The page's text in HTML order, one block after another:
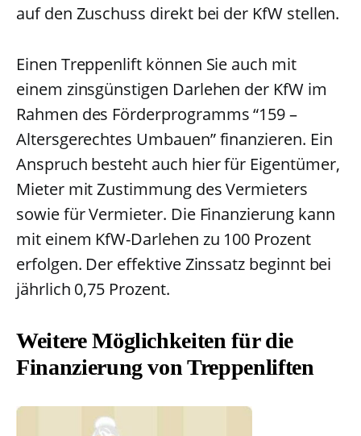
auf den Zuschuss direkt bei der KfW stellen.
Einen Treppenlift können Sie auch mit
einem zinsgünstigen Darlehen der KfW im
Rahmen des Förderprogramms “159 –
Altersgerechtes Umbauen” finanzieren. Ein
Anspruch besteht auch hier für Eigentümer,
Mieter mit Zustimmung des Vermieters
sowie für Vermieter. Die Finanzierung kann
mit einem KfW-Darlehen zu 100 Prozent
erfolgen. Der effektive Zinssatz beginnt bei
jährlich 0,75 Prozent.
Weitere Möglichkeiten für die
Finanzierung von Treppenliften